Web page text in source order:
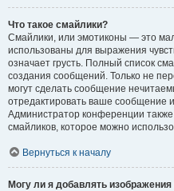
Что такое смайлики?
Смайлики, или эмотиконы — это
использованы для выражения
означает грусть. Полный список
создания сообщений. Только не
могут сделать сообщение
отредактировать ваше сообщение
Администратор конференции
смайликов, которое можно
Вернуться к началу
Могу ли я добавлять